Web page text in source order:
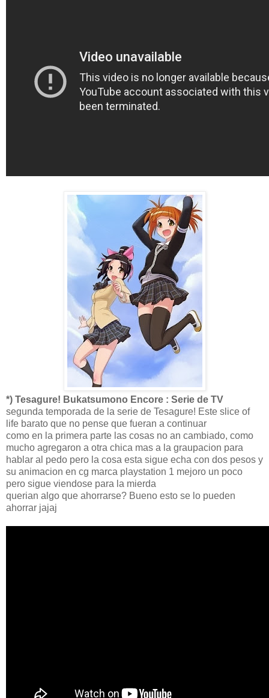
*) Tesagure! Bukatsumono Encore : Serie de TV
segunda temporada de la serie de Tesagure! Este slice of
life barato que no pense que fueran a continuar
como en la primera parte las cosas no an cambiado, como
mucho agregaron a otra chica mas a la graupacion para
hablar al pedo pero la cosa esta sigue echa con dos pesos y
su animacion en cg marca playstation 1 mejoro un poco
pero sigue viendose para la mierda
querian algo que ahorrarse? Bueno esto se lo pueden
ahorrar jajaj